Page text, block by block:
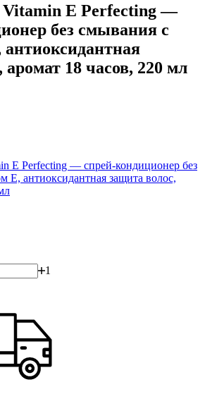
Vitamin E Perfecting —
без смывания с
аромат 18 часов, 220 мл
1